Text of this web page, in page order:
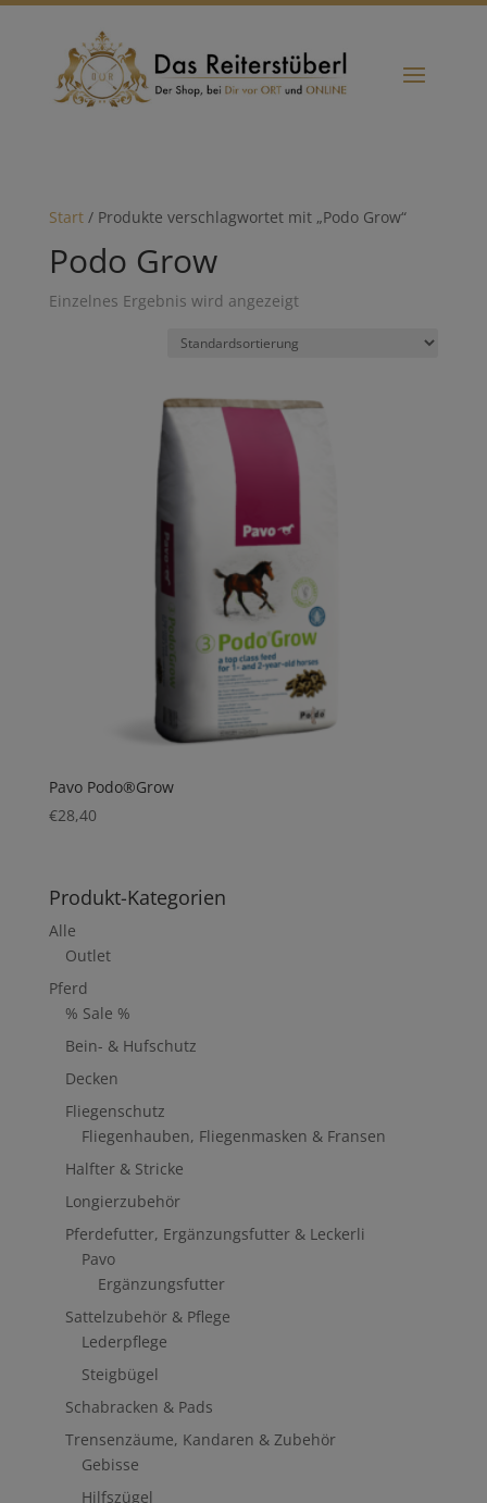
Start/ Produkte verschlagwortet mit „Podo Grow“
Podo Grow
Einzelnes Ergebnis wird angezeigt
Pavo Podo®Grow
€28,40
Produkt-Kategorien
Alle
Outlet
Pferd
% Sale %
Bein- & Hufschutz
Decken
Fliegenschutz
Fliegenhauben, Fliegenmasken & Fransen
Halfter & Stricke
Longierzubehör
Pferdefutter, Ergänzungsfutter & Leckerli
Pavo
Ergänzungsfutter
Sattelzubehör & Pflege
Lederpflege
Steigbügel
Schabracken & Pads
Trensenzäume, Kandaren & Zubehör
Gebisse
Hilfszügel